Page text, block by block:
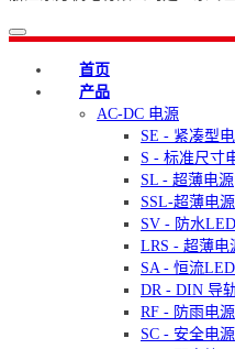
首页
产品
AC-DC 电源
SE - 紧凑型
S - 标准尺寸
SL - 超薄电源
SSL-超薄电源
SV - 防水
LRS - 超薄电
SA - 恒流
DR - DIN 导
RF - 防雨电源
SC - 安全电源